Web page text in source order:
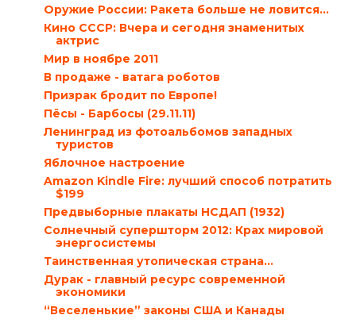
Оружие России: Ракета больше не ловится…
Кино СССР: Вчера и сегодня знаменитых
актрис
Мир в ноябре 2011
В продаже - ватага роботов
Призрак бродит по Европе!
Пёсы - Барбосы (29.11.11)
Ленинград из фотоальбомов западных
туристов
Яблочное настроение
Amazon Kindle Fire: лучший способ потратить
$199
Предвыборные плакаты НСДАП (1932)
Солнечный супершторм 2012: Крах мировой
энергосистемы
Таинственная утопическая страна…
Дурак - главный ресурс современной
экономики
“Веселенькие” законы США и Канады